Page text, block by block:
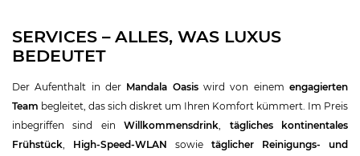
SERVICES – ALLES, WAS LUXUS
BEDEUTET
Der Aufenthalt in der Mandala Oasiswird von einemengagierten
Team begleitet, das sich diskret um Ihren Komfort kümmert. Im Preis
inbegriffen sind einWillkommensdrink
tägliches kontinentales
Frühstück
High-Speed-WLAN sowie täglicher Reinigungs- und